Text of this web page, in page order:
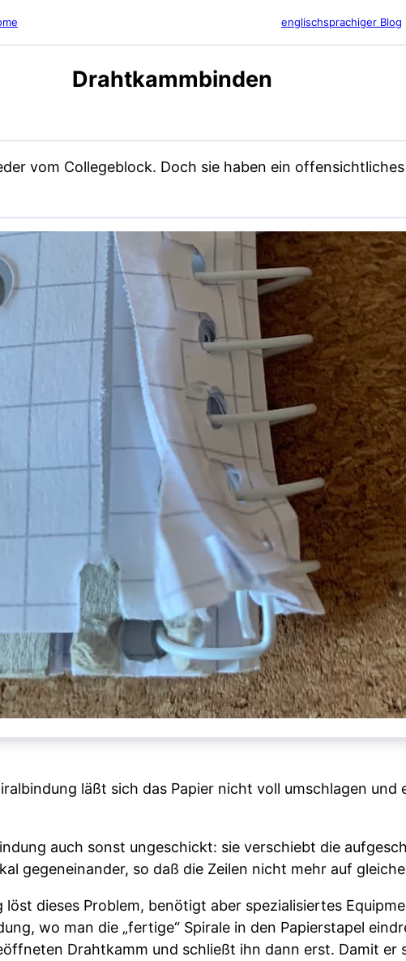
englischsprachiger Blog
Drahtkammbinden
vom Collegeblock. Doch sie haben ein
läßt sich das Papier nicht voll umschlagen und
auch sonst ungeschickt: sie verschiebt die
gegeneinander, so daß die Zeilen nicht mehr auf
löst dieses Problem, benötigt aber spezialisiertes
wo man die „fertige“ Spirale in den Papierstapel
Drahtkamm und schließt ihn dann erst. Damit er